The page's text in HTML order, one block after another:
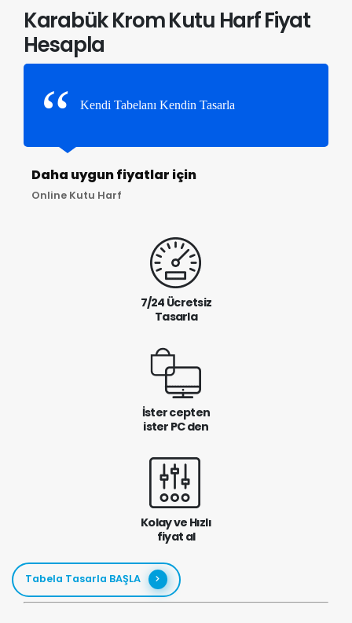
Karabük Krom Kutu Harf Fiyat
Hesapla
Kendi Tabelanı Kendin Tasarla
Daha uygun fiyatlar için
Online Kutu Harf
7/24 Ücretsiz
Tasarla
İster cepten
ister PC den
Kolay ve Hızlı
fiyat al
Tabela Tasarla BAŞLA